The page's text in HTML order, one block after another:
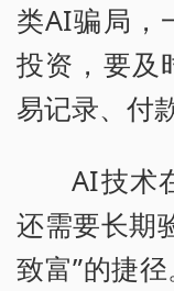
类AI骗局，
投资，要及
易记录、付
AI技术
还需要长期
致富”的捷